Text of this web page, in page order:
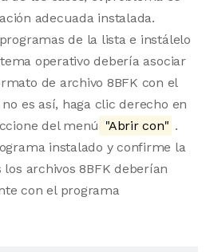
adecuada instalada.
de la lista e instálelo
operativo debería asociar
de archivo 8BFK con el
es así, haga clic derecho en
del menú "Abrir con" .
instalado y confirme la
archivos 8BFK deberían
con el programa